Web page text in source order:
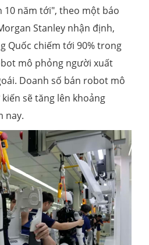
10 năm tới", theo một báo
Stanley nhận định,
Quốc chiếm tới 90% trong
mô phỏng người xuất
Doanh số bán robot mô
sẽ tăng lên khoảng
nay.